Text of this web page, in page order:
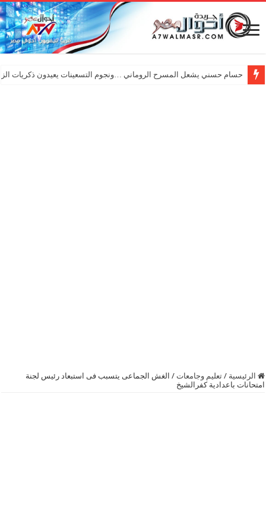
حسام حسني يشعل المسرح الروماني …ونجوم التسعينات يعيدون ذكريات
الرئيسية / تعليم وجامعات / الغش الجماعى يتسبب فى استبعاد رئيس لجنة
امتحانات باعدادية كفرالشيخ